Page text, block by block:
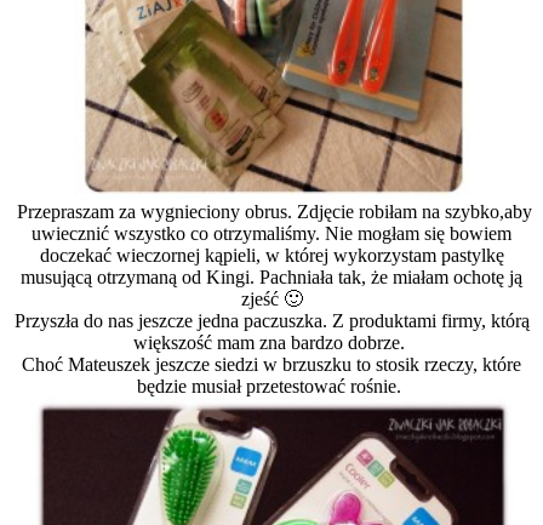
Przepraszam za wygnieciony obrus. Zdjęcie robiłam na szybko,aby
uwiecznić wszystko co otrzymaliśmy. Nie mogłam się bowiem
doczekać wieczornej kąpieli, w której wykorzystam pastylkę
musującą otrzymaną od Kingi. Pachniała tak, że miałam ochotę ją
zjeść 🙂
Przyszła do nas jeszcze jedna paczuszka. Z produktami firmy, którą
większość mam zna bardzo dobrze.
Choć Mateuszek jeszcze siedzi w brzuszku to stosik rzeczy, które
będzie musiał przetestować rośnie.